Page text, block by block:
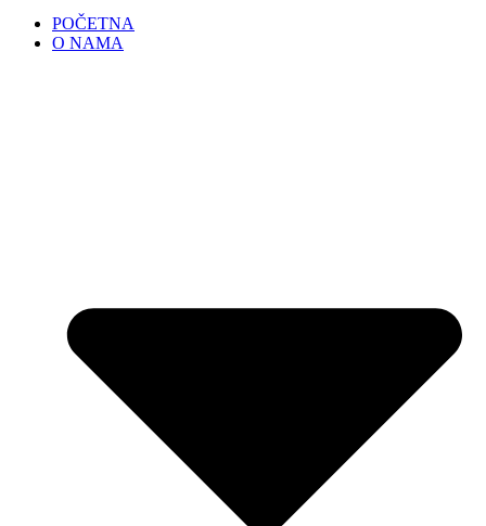
POČETNA
O NAMA